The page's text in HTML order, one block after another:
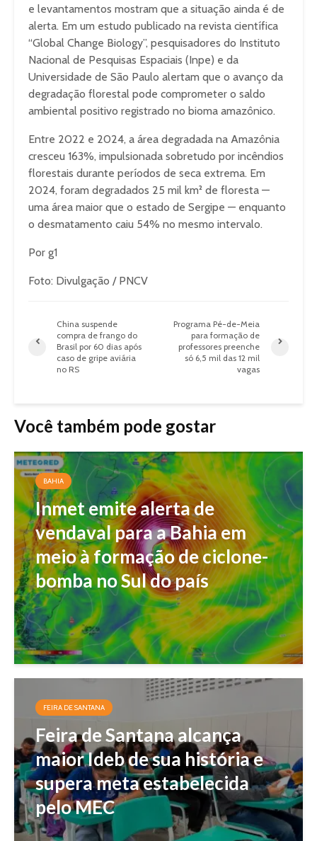
e levantamentos mostram que a situação ainda é de
alerta. Em um estudo publicado na revista científica
“Global Change Biology”, pesquisadores do Instituto
Nacional de Pesquisas Espaciais (Inpe) e da
Universidade de São Paulo alertam que o avanço da
degradação florestal pode comprometer o saldo
ambiental positivo registrado no bioma amazônico.
Entre 2022 e 2024, a área degradada na Amazônia
cresceu 163%, impulsionada sobretudo por incêndios
florestais durante períodos de seca extrema. Em
2024, foram degradados 25 mil km² de floresta —
uma área maior que o estado de Sergipe — enquanto
o desmatamento caiu 54% no mesmo intervalo.
Por g1
Foto: Divulgação / PNCV
China suspende
compra de frango do
Brasil por 60 dias após
caso de gripe aviária
no RS
Programa Pé-de-Meia
para formação de
professores preenche
só 6,5 mil das 12 mil
vagas
Você também pode gostar
BAHIA
Inmet emite alerta de
vendaval para a Bahia em
meio à formação de ciclone-
bomba no Sul do país
FEIRA DE SANTANA
Feira de Santana alcança
maior Ideb de sua história e
supera meta estabelecida
pelo MEC